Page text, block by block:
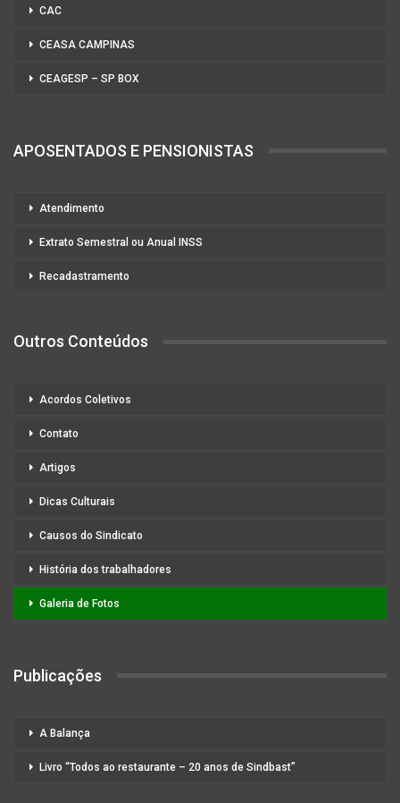
CAC
CEASA CAMPINAS
CEAGESP – SP BOX
APOSENTADOS E PENSIONISTAS
Atendimento
Extrato Semestral ou Anual INSS
Recadastramento
Outros Conteúdos
Acordos Coletivos
Contato
Artigos
Dicas Culturais
Causos do Sindicato
História dos trabalhadores
Galeria de Fotos
Publicações
A Balança
Livro “Todos ao restaurante – 20 anos de Sindbast”